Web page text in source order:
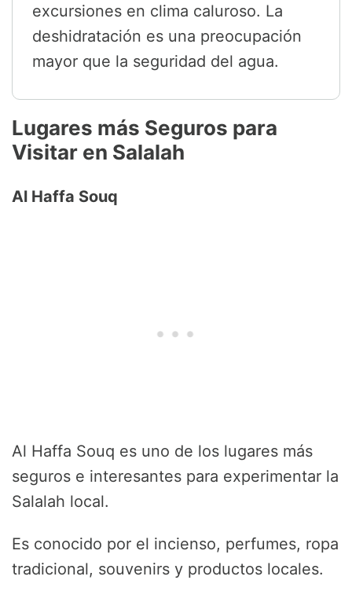
excursiones en clima caluroso. La
deshidratación es una preocupación
mayor que la seguridad del agua.
Lugares más Seguros para
Visitar en Salalah
Al Haffa Souq
Al Haffa Souq es uno de los lugares más
seguros e interesantes para experimentar la
Salalah local.
Es conocido por el incienso, perfumes, ropa
tradicional, souvenirs y productos locales.